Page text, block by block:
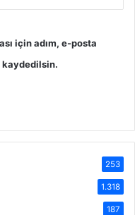
için adım, e-posta
kaydedilsin.
253
1.318
187